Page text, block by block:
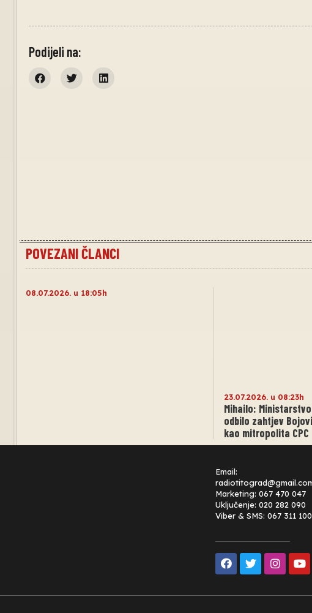
Podijeli na:
POVEZANI ČLANCI
08.07.2026. u 18:05h
23.07.2026. u 08:23h
Mihailo:
odbilo zahtjev
kao mitropolita CPC
Email:
Marketing: 067 470 047
Uključenje: 020 282 090
Viber & SMS: 067 311 100